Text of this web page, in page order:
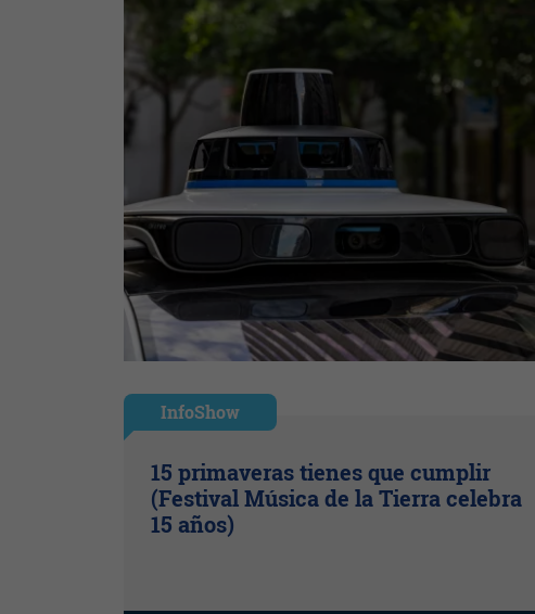
InfoShow
15 primaveras tienes que cumplir
(Festival Música de la Tierra celebra
15 años)